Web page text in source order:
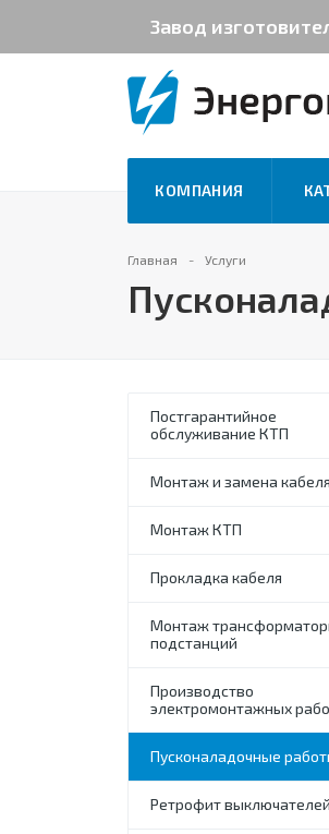
Завод
КОМПАНИЯ
Главная Услуги
Постгарантийное
обслуживание КТП
Монтаж и замена кабеля
Монтаж КТП
Прокладка кабеля
Монтаж
подстанций
Производство
электромонтажных
Пусконаладочные
Ретрофит выключателей